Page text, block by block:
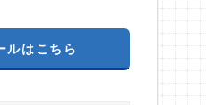
ルはこちら